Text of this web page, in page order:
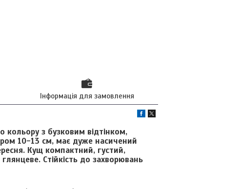
Інформація для замовлення
з бузковим відтінком,
10-13 см, має дуже насичений
Кущ компактний, густий,
Стійкість до захворювань